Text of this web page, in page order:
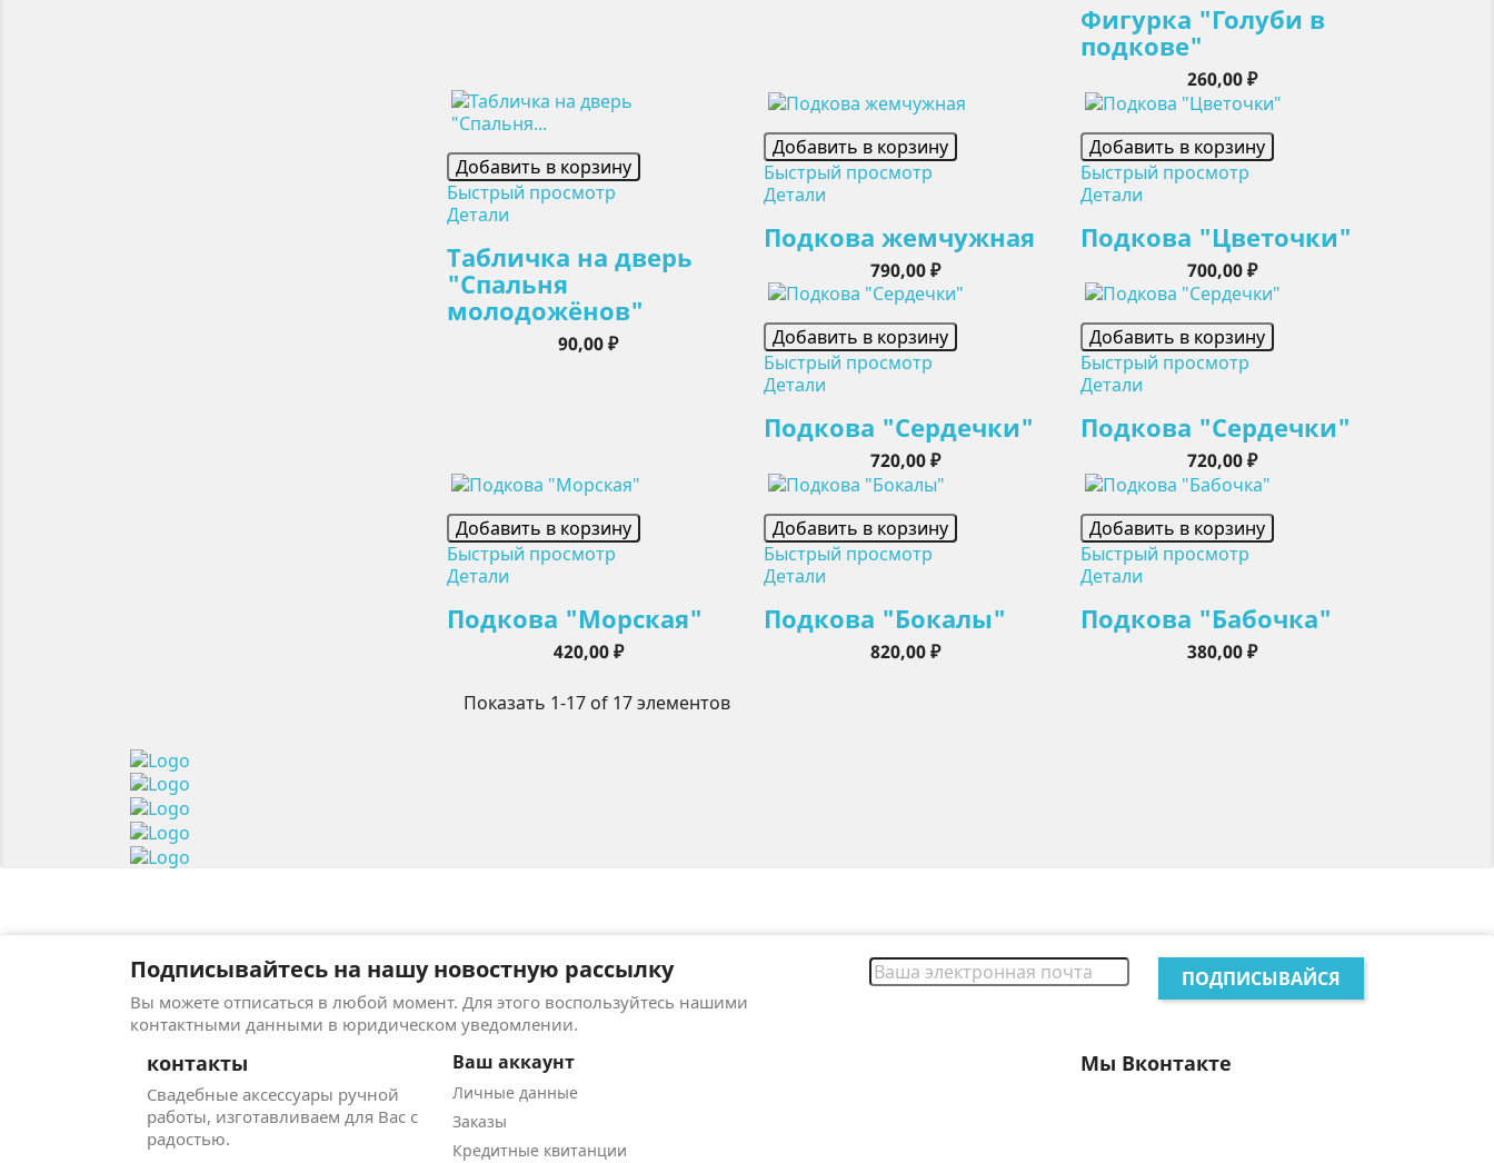
Фигурка "Голуби в
подкове"
Цена
260,00 ₽
Добавить в корзину
Быстрый просмотр
Детали
Табличка на дверь
"Спальня
молодожёнов"
Цена
90,00 ₽
Добавить в корзину
Быстрый просмотр
Детали
Подкова жемчужная
Цена
790,00 ₽
Добавить в корзину
Быстрый просмотр
Детали
Подкова "Цветочки"
Цена
700,00 ₽
Добавить в корзину
Быстрый просмотр
Детали
Подкова "Сердечки"
Цена
720,00 ₽
Добавить в корзину
Быстрый просмотр
Детали
Подкова "Сердечки"
Цена
720,00 ₽
Добавить в корзину
Быстрый просмотр
Детали
Подкова "Морская"
Цена
420,00 ₽
Добавить в корзину
Быстрый просмотр
Детали
Подкова "Бокалы"
Цена
820,00 ₽
Добавить в корзину
Быстрый просмотр
Детали
Подкова "Бабочка"
Цена
380,00 ₽
Показать 1-17 of 17 элементов
Подписывайтесь на нашу новостную рассылку
Вы можете отписаться в любой момент. Для этого воспользуйтесь нашими
контактными данными в юридическом уведомлении.
контакты
Свадебные аксессуары ручной
работы, изготавливаем для Вас с
радостью.
Ваш аккаунт
Личные данные
Заказы
Кредитные квитанции
Мы Вконтакте